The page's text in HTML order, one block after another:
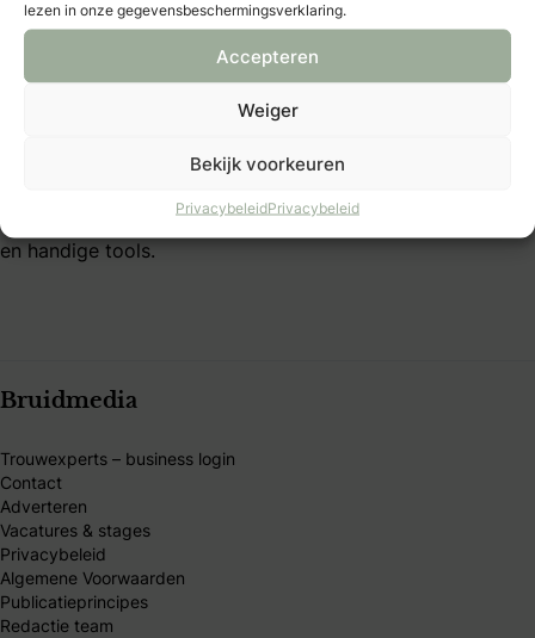
lezen in onze gegevensbeschermingsverklaring.
Accepteren
Weiger
Bekijk voorkeuren
PrivacybeleidPrivacybeleid
B&B Club – voorwaarden
Over Bruid & Bruidegom
persoonlijk willen maken. Vind inspiratie, tips en
Club-member en ontdek exclusieve voordelen, kortingen
en handige tools.
Bruidmedia
Trouwexperts – business login
Contact
Adverteren
Vacatures & stages
Privacybeleid
Algemene Voorwaarden
Publicatieprincipes
Redactie team